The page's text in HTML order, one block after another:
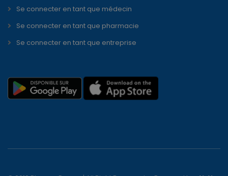
Se connecter en tant que médecin
Se connecter en tant que pharmacie
Se connecter en tant que entreprise